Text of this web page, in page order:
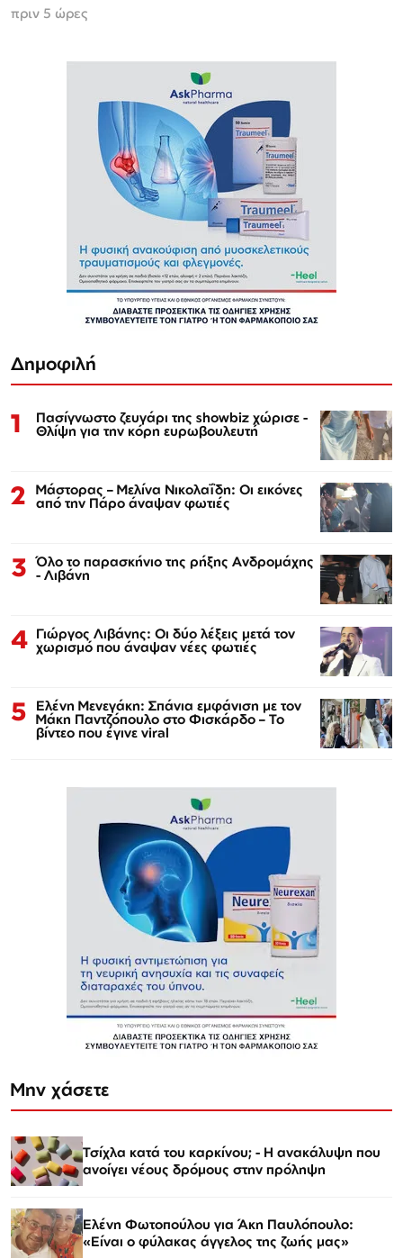
πριν 5 ώρες
Δημοφιλή
1 Πασίγνωστο ζευγάρι της showbiz χώρισε -
Θλίψη για την κόρη ευρωβουλευτή
2 Μάστορας – Μελίνα Νικολαΐδη: Οι εικόνες
από την Πάρο άναψαν φωτιές
3 Όλο το παρασκήνιο της ρήξης Ανδρομάχης
- Λιβάνη
4 Γιώργος Λιβάνης: Οι δύο λέξεις μετά τον
χωρισμό που άναψαν νέες φωτιές
5 Ελένη Μενεγάκη: Σπάνια εμφάνιση με τον
Μάκη Παντζόπουλο στο Φισκάρδο – Το
βίντεο που έγινε viral
Μην χάσετε
Τσίχλα κατά του καρκίνου; - Η ανακάλυψη που
ανοίγει νέους δρόμους στην πρόληψη
Ελένη Φωτοπούλου για Άκη Παυλόπουλο:
«Είναι ο φύλακας άγγελος της ζωής μας»